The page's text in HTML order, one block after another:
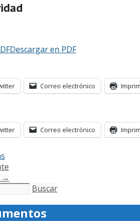
Descargar en PDF
Correo electrónico
Correo electrónico
→
Buscar